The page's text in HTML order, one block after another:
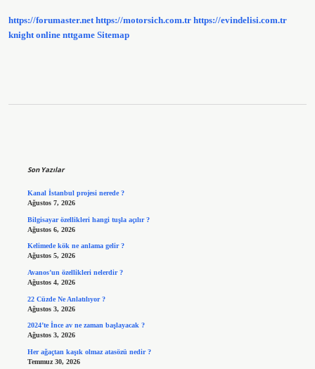
https://forumaster.net https://motorsich.com.tr https://evindelisi.com.tr
knight online nttgame Sitemap
Son Yazılar
Kanal İstanbul projesi nerede ?
Ağustos 7, 2026
Bilgisayar özellikleri hangi tuşla açılır ?
Ağustos 6, 2026
Kelimede kök ne anlama gelir ?
Ağustos 5, 2026
Avanos’un özellikleri nelerdir ?
Ağustos 4, 2026
22 Cüzde Ne Anlatılıyor ?
Ağustos 3, 2026
2024’te İnce av ne zaman başlayacak ?
Ağustos 3, 2026
Her ağaçtan kaşık olmaz atasözü nedir ?
Temmuz 30, 2026